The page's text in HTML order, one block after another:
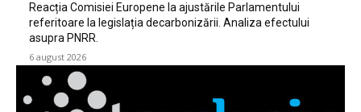
Reacția Comisiei Europene la ajustările Parlamentului
referitoare la legislația decarbonizării. Analiza efectului
asupra PNRR.
6 august 2026